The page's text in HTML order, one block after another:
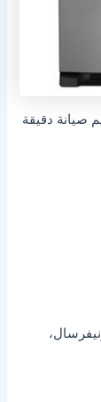
صيانة دقيقة